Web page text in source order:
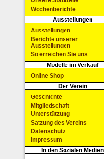
Wochenberichte
Ausstellungen
Ausstellungen
Berichte unserer
Ausstellungen
So erreichen Sie uns
Modelle im Verkauf
Online Shop
Der Verein
Geschichte
Mitgliedschaft
Unterstützung
Satzung des Vereins
Datenschutz
Impressum
In den Sozialen Medien